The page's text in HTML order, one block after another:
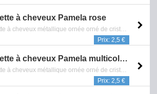
à cheveux Pamela rose
Barette à cheveux métallique ornée orné de cristaux roses - Longueur: 6 cm - Sans Nickel - Reference: 0902.233.0808
Prix: 2,5 €
Barette à cheveux Pamela multicolore
Barette à cheveux métallique ornée orné de cristaux muliticolores - Longueur: 6 cm - Sans Nickel - Reference: 0902.235.0808
Prix: 2,5 €